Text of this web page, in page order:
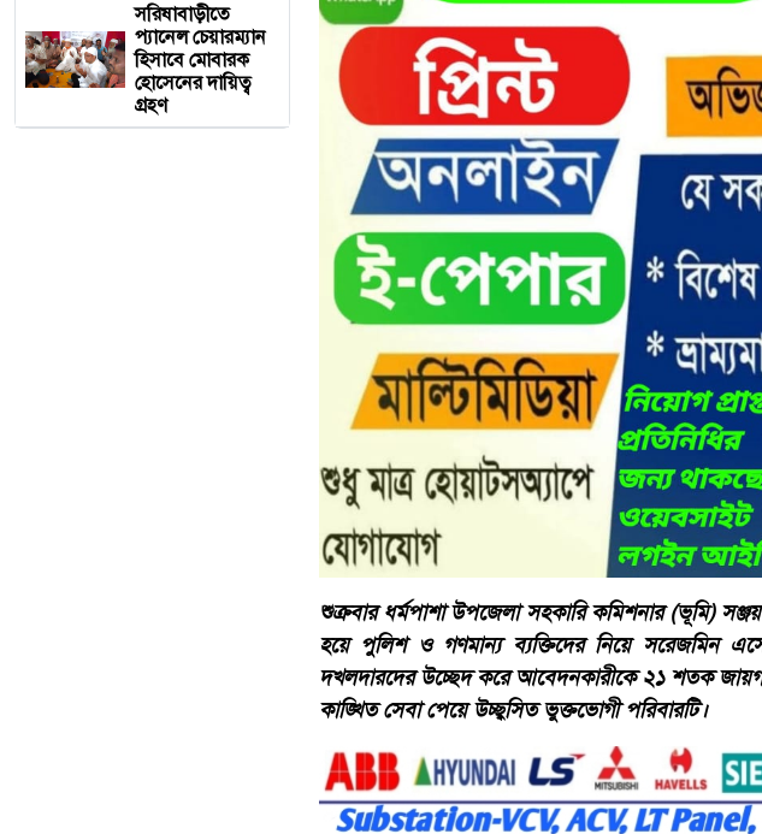
সরিষাবাড়ীতে
প্যানেল চেয়ারম্যান
হিসাবে মোবারক
হোসেনের দায়িত্ব
গ্রহণ
শুক্রবার ধর্মপাশা উপজেলা সহকারি কমিশনার (ভূমি)
হয়ে পুলিশ ও গণমান্য ব্যক্তিদের নিয়ে সরেজমিন
দখলদারদের উচ্ছেদ করে আবেদনকারীকে ২১ শতক
কাঙ্খিত সেবা পেয়ে উচ্ছ্বসিত ভুক্তভোগী পরিবারটি।